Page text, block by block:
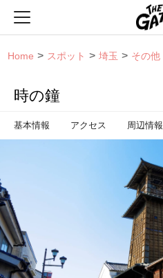
Home スポット 埼玉 その他
時の鐘
基本情報 アクセス 周辺情報